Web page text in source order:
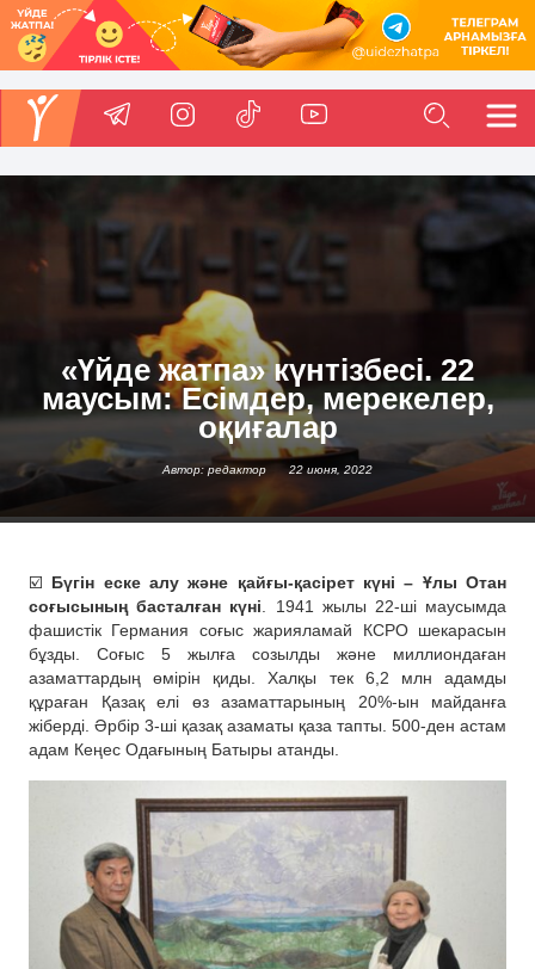
«Үйде жатпа» күнтізбесі. 22
маусым: Есімдер, мерекелер,
оқиғалар
Автор: редактор 22 июня, 2022
☑️ Бүгін еске алу және қайғы-қасірет күні – Ұлы Отан
соғысының басталған күні. 1941 жылы 22-ші маусымда
фашистік Германия соғыс жарияламай КСРО шекарасын
бұзды. Соғыс 5 жылға созылды және миллиондаған
азаматтардың өмірін қиды. Халқы тек 6,2 млн адамды
құраған Қазақ елі өз азаматтарының 20%-ын майданға
жіберді. Әрбір 3-ші қазақ азаматы қаза тапты. 500-ден астам
адам Кеңес Одағының Батыры атанды.